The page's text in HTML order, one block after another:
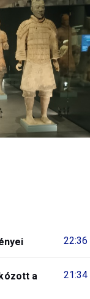
22:36
21:34
a